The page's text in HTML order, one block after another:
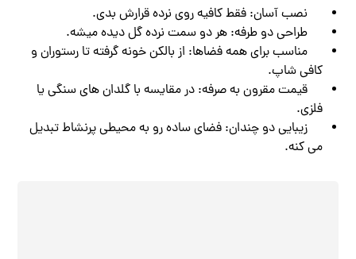
نصب آسان: فقط کافیه روی نرده قرارش بدی.
طراحی دو طرفه: هر دو سمت نرده گل دیده میشه.
مناسب برای همه فضاها: از بالکن خونه گرفته تا رستوران و
کافی‌ شاپ.
قیمت مقرون ‌به ‌صرفه: در مقایسه با گلدان‌ های سنگی یا
فلزی.
زیبایی دو چندان: فضای ساده رو به محیطی پرنشاط تبدیل
می‌ کنه.